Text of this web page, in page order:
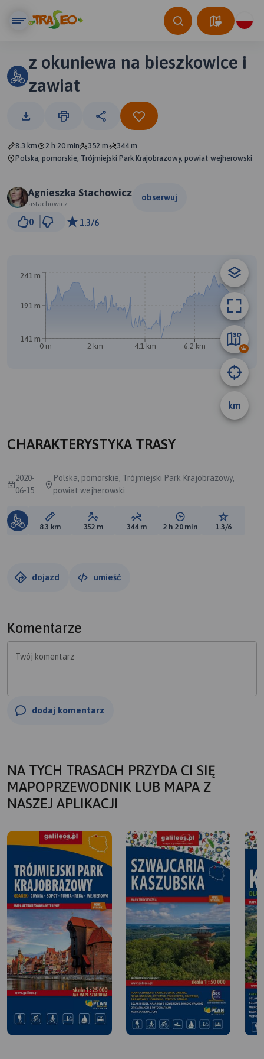
z okuniewa na bieszkowice i
zawiat
8.3 km 2 h 20 min 352 m
344 m
Polska, pomorskie, Trójmiejski Park Krajobrazowy, powiat wejherowski
Agnieszka Stachowicz
astachowicz
obserwuj
0 1.3/6
km
0 m 2 km 4.1 km 6.2 km 8.2 km
141 m
191 m
241 m
CHARAKTERYSTYKA TRASY
2020-
06-15
Polska, pomorskie, Trójmiejski Park Krajobrazowy,
powiat wejherowski
Długość trasy:
8.3 km Suma przewyższeń:
352 m Suma spadków:
344 m Średni czas potrzebny
2 h 20 min Ocena
1.3/6
dojazd umieść
Komentarze
Twój komentarz
dodaj komentarz
NA TYCH TRASACH PRZYDA CI SIĘ
MAPOPRZEWODNIK LUB MAPA Z
NASZEJ APLIKACJI